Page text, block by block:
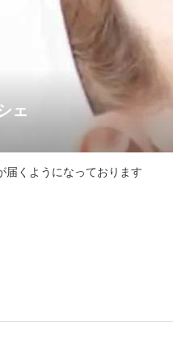
ェ
くようになっております